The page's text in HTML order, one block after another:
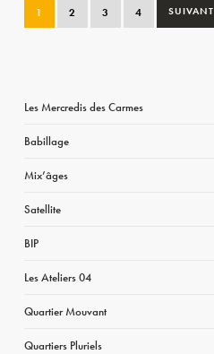
1 2 3 4 SUIVANT
Les Mercredis des Carmes
Babillage
Mix’âges
Satellite
BIP
Les Ateliers 04
Quartier Mouvant
Quartiers Pluriels